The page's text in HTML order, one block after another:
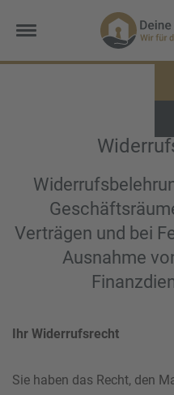
Ihr Vorname*
Widerrufsbelehrung
Verträgen und bei
Ausnahme
Ihr Widerrufsrecht
Sie haben das Recht, den